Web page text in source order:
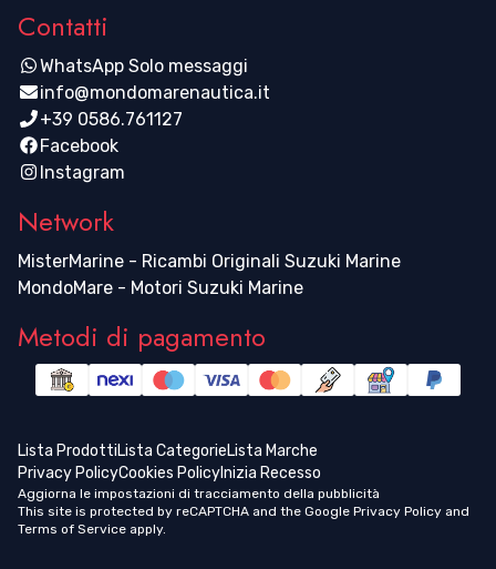
Contatti
WhatsApp Solo messaggi
info@mondomarenautica.it
+39 0586.761127
Facebook
Instagram
Network
MisterMarine - Ricambi Originali Suzuki Marine
MondoMare - Motori Suzuki Marine
Metodi di pagamento
Lista ProdottiLista CategorieLista Marche
Privacy PolicyCookies PolicyInizia Recesso
Aggiorna le impostazioni di tracciamento della pubblicità
This site is protected by reCAPTCHA and the Google Privacy Policy and
Terms of Service apply.